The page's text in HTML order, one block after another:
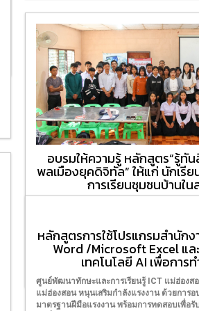
อบรมให้ความรู้ หลักสูตร“รู้ทั
พลเมืองยุคดิจิทัล” ให้แก่ นักเรีย
การเรียนชุมชนบ้านใน
ยุคดิจิทัล” ให้แก่ นักเรียน เยาวชน ศูนย์การเรี
จำนวน 37 คน ในวันที่ 15 มกราคม 2568 ณ ศู
บ้านในสอย
หลักสูตรการใช้โปรแกรมสำนัก
Word /Microsoft Excel แล
เทคโนโลยี AI เพื่อการ
ศูนย์พัฒนาทักษะและการเรียนรู้ ICT แม่ฮ่องส
แม่ฮ่องสอน หนุนเสริมกำลังแรงงาน ด้วยการอ
มาตรฐานฝีมือแรงงาน พร้อมการทดสอบเพื่อรั